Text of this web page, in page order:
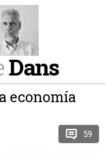
Dans
economía
59